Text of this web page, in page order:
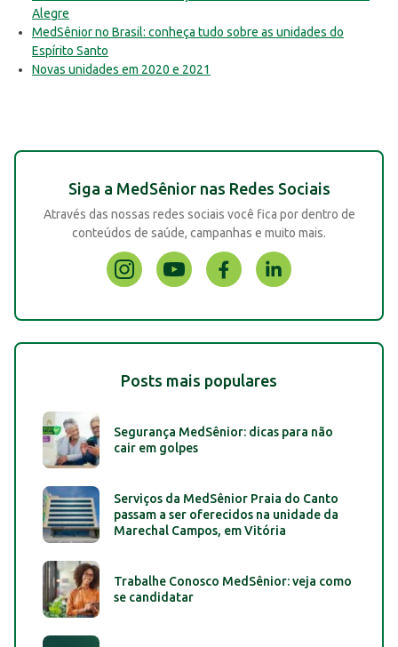
Alegre
MedSênior no Brasil: conheça tudo sobre as unidades do
Espírito Santo
Novas unidades em 2020 e 2021
Siga a MedSênior nas Redes Sociais
Através das nossas redes sociais você fica por dentro de
conteúdos de saúde, campanhas e muito mais.
Posts mais populares
Segurança MedSênior: dicas para não
cair em golpes
Serviços da MedSênior Praia do Canto
passam a ser oferecidos na unidade da
Marechal Campos, em Vitória
Trabalhe Conosco MedSênior: veja como
se candidatar